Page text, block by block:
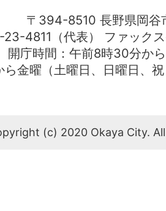
〒394-8510 長野県岡谷
23-4811（代表） ファッ
開庁時間：午前8時30分か
ら金曜（土曜日、日曜日、
(c) 2020 Okaya City.